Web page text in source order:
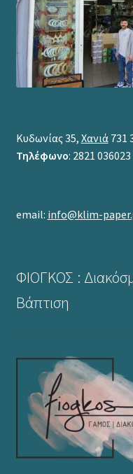
Κυδωνίας 35, Χανιά 731
Τηλέφωνο: 2821 036023
email: info@klim-
ΦΙΟΓΚΟΣ :
Βάπτιση